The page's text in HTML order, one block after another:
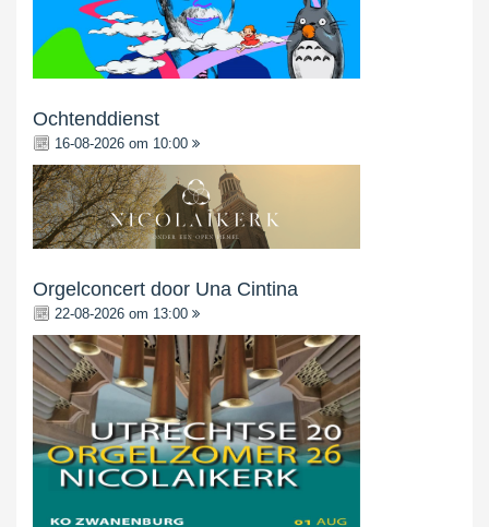
Ochtenddienst
16-08-2026 om 10:00
Orgelconcert door Una Cintina
22-08-2026 om 13:00